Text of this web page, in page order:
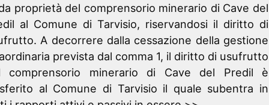
12/12/2013 al 31/12/2013
10/2013 al 11/12/2013
08/2013 al 23/10/2013
08/2013 al 13/08/2013
04/2013 al 31/07/2013
01/2013 al 10/04/2013
12/2012 al 31/12/2012
proprietà del comprensorio minerario di Cave del
al Comune di Tarvisio, riservandosi il diritto di
A decorrere dalla cessazione della gestione
prevista dal comma 1, il diritto di usufrutto
comprensorio minerario di Cave del Predil è
al Comune di Tarvisio il quale subentra in